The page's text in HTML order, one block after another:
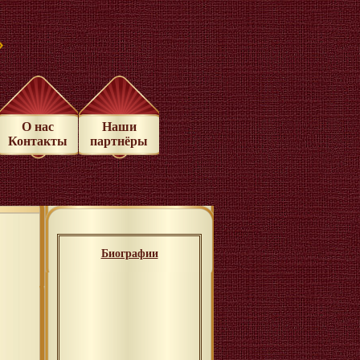
О нас
Контакты
Наши
партнёры
Биографии